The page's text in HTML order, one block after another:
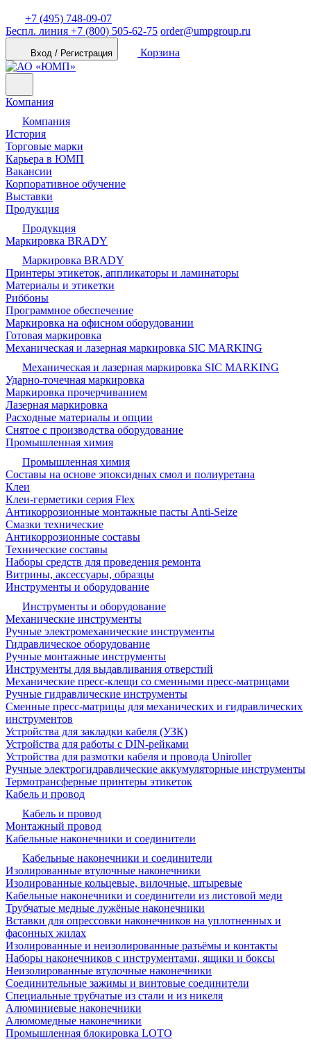
+7 (495) 748-09-07
Беспл. линия +7 (800) 505-62-75 order@umpgroup.ru
Вход / Регистрация Корзина
Компания
Компания
История
Торговые марки
Карьера в ЮМП
Вакансии
Корпоративное обучение
Выставки
Продукция
Продукция
Маркировка BRADY
Маркировка BRADY
Принтеры этикеток, аппликаторы и ламинаторы
Материалы и этикетки
Риббоны
Программное обеспечение
Маркировка на офисном оборудовании
Готовая маркировка
Механическая и лазерная маркировка SIC MARKING
Механическая и лазерная маркировка SIC MARKING
Ударно-точечная маркировка
Маркировка прочерчиванием
Лазерная маркировка
Расходные материалы и опции
Снятое с производства оборудование
Промышленная химия
Промышленная химия
Составы на основе эпоксидных смол и полиуретана
Клеи
Клеи-герметики серия Flex
Антикоррозионные монтажные пасты Anti-Seize
Смазки технические
Антикоррозионные составы
Технические составы
Наборы средств для проведения ремонта
Витрины, аксессуары, образцы
Инструменты и оборудование
Инструменты и оборудование
Механические инструменты
Ручные электромеханические инструменты
Гидравлическое оборудование
Ручные монтажные инструменты
Инструменты для выдавливания отверстий
Механические пресс-клещи со сменными пресс-матрицами
Ручные гидравлические инструменты
Сменные пресс-матрицы для механических и гидравлических
инструментов
Устройства для закладки кабеля (УЗК)
Устройства для работы с DIN-рейками
Устройства для размотки кабеля и провода Uniroller
Ручные электрогидравлические аккумуляторные инструменты
Термотрансферные принтеры этикеток
Кабель и провод
Кабель и провод
Монтажный провод
Кабельные наконечники и соединители
Кабельные наконечники и соединители
Изолированные втулочные наконечники
Изолированные кольцевые, вилочные, штыревые
Кабельные наконечники и соединители из листовой меди
Трубчатые медные лужёные наконечники
Вставки для опрессовки наконечников на уплотненных и
фасонных жилах
Изолированные и неизолированные разъёмы и контакты
Наборы наконечников с инструментами, ящики и боксы
Неизолированные втулочные наконечники
Соединительные зажимы и винтовые соединители
Специальные трубчатые из стали и из никеля
Алюминиевые наконечники
Алюмомедные наконечники
Промышленная блокировка LOTO